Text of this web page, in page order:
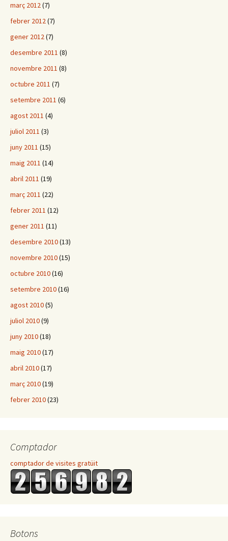
març 2012(7)
febrer 2012(7)
gener 2012(7)
desembre 2011 (8)
novembre 2011 (8)
octubre 2011 (7)
setembre 2011 (6)
agost 2011 (4)
juliol 2011 (3)
juny 2011 (15)
maig 2011 (14)
abril 2011 (19)
març 2011 (22)
febrer 2011 (12)
gener 2011 (11)
desembre 2010(13)
novembre 2010(15)
octubre 2010(16)
setembre 2010(16)
agost 2010(5)
juliol 2010(9)
juny 2010(18)
maig 2010(17)
abril 2010(17)
març 2010(19)
febrer 2010(23)
Comptador
comptador de visites gratüit
Botons